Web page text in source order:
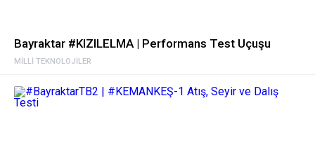
MILLI TEKNOLOJILER
Bayraktar #KIZILELMA | Performans Test Uçuşu